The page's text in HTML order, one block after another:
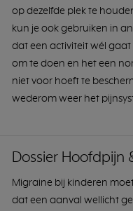
op dezelfde plek te
kun je ook gebruiken in
dat een activiteit wél
om te doen en het een
niet voor hoeft te
wederom weer het
Dossier Hoofdpijn
Migraine bij kinderen
dat een aanval wellicht